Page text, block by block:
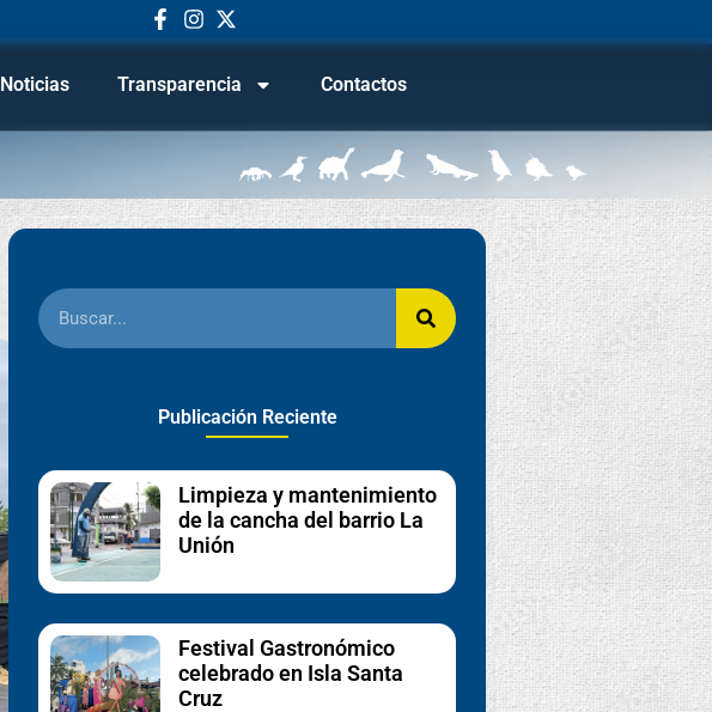
Noticias Transparencia Contactos
Publicación Reciente
Limpieza y mantenimiento
de la cancha del barrio La
Unión
Festival Gastronómico
celebrado en Isla Santa
Cruz